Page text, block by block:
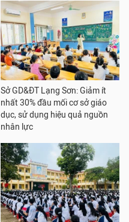
Sở GD&ĐT Lạng Sơn: Giảm ít
nhất 30% đầu mối cơ sở giáo
dục, sử dụng hiệu quả nguồn
nhân lực